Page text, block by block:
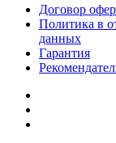
Договор
Политика в
данных
Гарантия